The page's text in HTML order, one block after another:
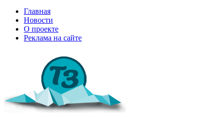
Главная
Новости
О проекте
Реклама на сайте